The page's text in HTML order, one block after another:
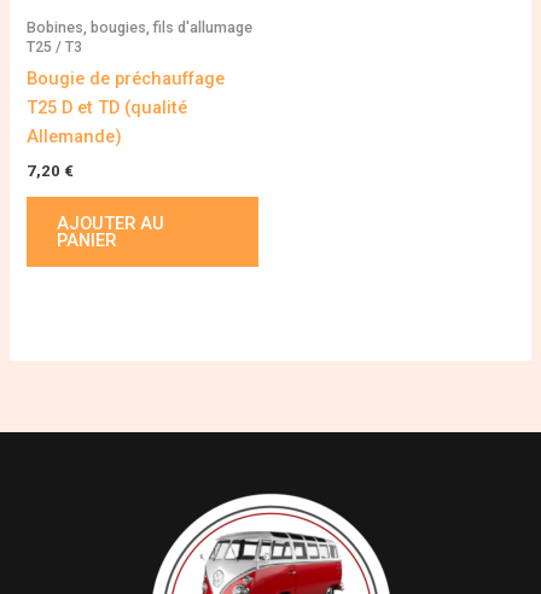
Bobines, bougies, fils d'allumage
T25 / T3
Bougie de préchauffage
T25 D et TD (qualité
Allemande)
7,20 €
AJOUTER AU
PANIER